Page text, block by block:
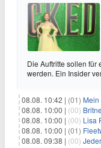
Die Auftritte sollen
werden. Ein Insider
08.08. 10:42 | (01) Mein
08.08. 10:00 | (00) Britney
08.08. 10:00 | (00) Lisa
08.08. 10:00 | (01)
08.08. 09:38 | (00) Jeder